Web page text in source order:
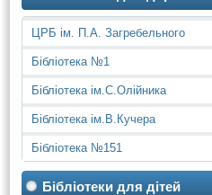
ЦРБ ім. П.А. Загребельного
Бібліотека №1
Бібліотека ім.С.Олійника
Бібліотека ім.В.Кучера
Бібліотека №151
Бібліотеки для дітей